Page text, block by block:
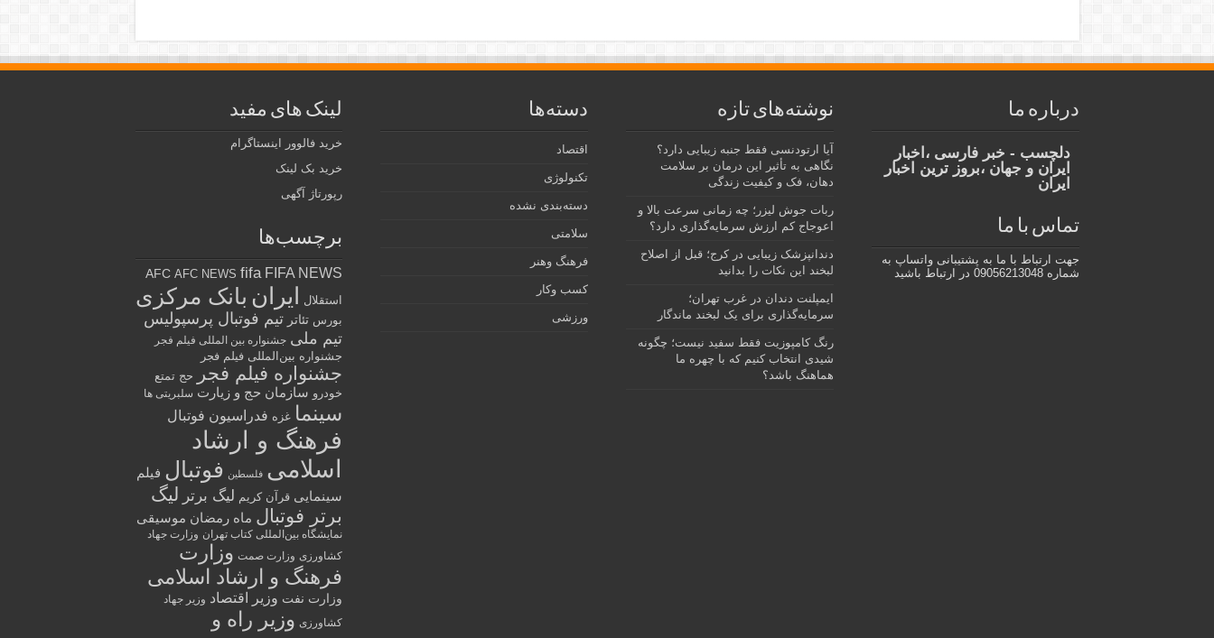
درباره ما
دلچسب - خبر فارسی ،اخبار
ایران و جهان ،بروز ترین اخبار
ایران
تماس با ما
جهت ارتباط با ما به پشتیبانی واتساپ به
شماره 09056213048 در ارتباط باشید
نوشته‌های تازه
آیا ارتودنسی فقط جنبه زیبایی دارد؟
نگاهی به تأثیر این درمان بر سلامت
دهان، فک و کیفیت زندگی
ربات جوش لیزر؛ چه زمانی سرعت بالا و
اعوجاج کم ارزش سرمایه‌گذاری دارد؟
دندانپزشک زیبایی در کرج؛ قبل از اصلاح
لبخند این نکات را بدانید
ایمپلنت دندان در غرب تهران؛
سرمایه‌گذاری برای یک لبخند ماندگار
رنگ کامپوزیت فقط سفید نیست؛ چگونه
شیدی انتخاب کنیم که با چهره ما
هماهنگ باشد؟
دسته‌ها
اقتصاد
تکنولوژی
دسته‌بندی نشده
سلامتی
فرهنگ وهنر
کسب وکار
ورزشی
لینک های مفید
خرید فالوور اینستاگرام
خرید بک لینک
رپورتاژ آگهی
برچسب‌ها
AFC AFC NEWS fifa FIFA NEWS
استقلال ایران بانک مرکزی
بورس تئاتر تیم فوتبال پرسپولیس
تیم ملی جشنواره بین المللی فیلم فجر
جشنواره بین‌المللی فیلم فجر
جشنواره فیلم فجر
حج تمتع
خودرو سازمان حج و زیارت سلبریتی ها
سینما غزه فدراسیون فوتبال
فرهنگ و ارشاد
اسلامی فلسطین فوتبال فیلم
سینمایی قرآن کریم لیگ برتر لیگ
برتر فوتبال ماه رمضان موسیقی
نمایشگاه بین‌المللی کتاب تهران وزارت جهاد
کشاورزی وزارت صمت وزارت
فرهنگ و ارشاد اسلامی
وزارت نفت وزیر اقتصاد وزیر جهاد
کشاورزی وزیر راه و